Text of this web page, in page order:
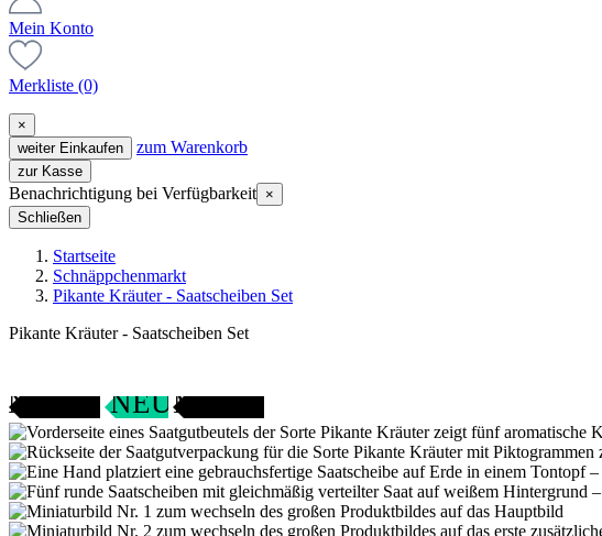
Mein Konto
Merkliste (0)
×
weiter Einkaufen
zum Warenkorb
zur Kasse
Benachrichtigung bei Verfügbarkeit ×
Schließen
Startseite
Schnäppchenmarkt
Pikante Kräuter - Saatscheiben Set
Pikante Kräuter - Saatscheiben Set
NEU
SAMENFEST